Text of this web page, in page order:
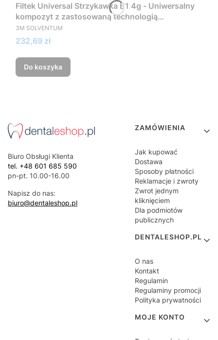
Filtek Universal Strzykawka B1 4g - Uniwersalny
kompozyt z zastosowaną technologią
NaturalMatch
PRODUCENT
3M SOLVENTUM
Cena
232,69 zł
Do koszyka
Biuro Obsługi Klienta
tel. +48 601 685 590
pn-pt. 10.00-16.00
Napisz do nas:
biuro@dentaleshop.pl
Linki w stopce
ZAMÓWIENIA
Jak kupować
Dostawa
Sposoby płatności
Reklamacje i zwroty
Zwrot jednym
kliknięciem
Dla podmiotów
publicznych
DENTALESHOP.PL
O nas
Kontakt
Regulamin
Regulaminy promocji
Polityka prywatności
MOJE KONTO